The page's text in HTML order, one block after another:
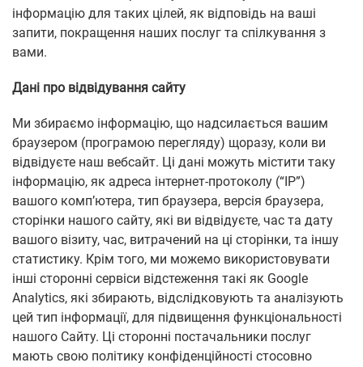
інформацію для таких цілей, як відповідь на ваші
запити, покращення наших послуг та спілкування з
вами.
Дані про відвідування сайту
Ми збираємо інформацію, що надсилається вашим
браузером (програмою перегляду) щоразу, коли ви
відвідуєте наш вебсайт. Ці дані можуть містити таку
інформацію, як адреса інтернет-протоколу (“IP”)
вашого комп’ютера, тип браузера, версія браузера,
сторінки нашого сайту, які ви відвідуєте, час та дату
вашого візиту, час, витрачений на ці сторінки, та іншу
статистику. Крім того, ми можемо використовувати
інші сторонні сервіси відстеження такі як Google
Analytics, які збирають, відслідковують та аналізують
цей тип інформації, для підвищення функціональності
нашого Сайту. Ці сторонні постачальники послуг
мають свою політику конфіденційності стосовно